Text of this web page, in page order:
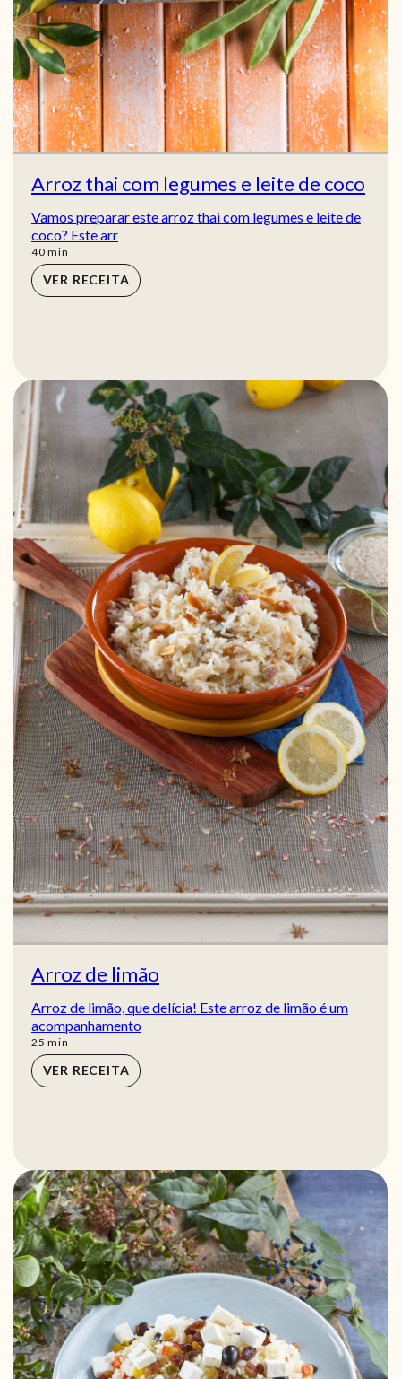
Arroz thai com legumes e leite de coco
Vamos preparar este arroz thai com legumes e leite de
coco? Este arr
40min
min
VER RECEITA
Arroz de limão
Arroz de limão, que delícia! Este arroz de limão é um
acompanhamento
25 min
min
VER RECEITA